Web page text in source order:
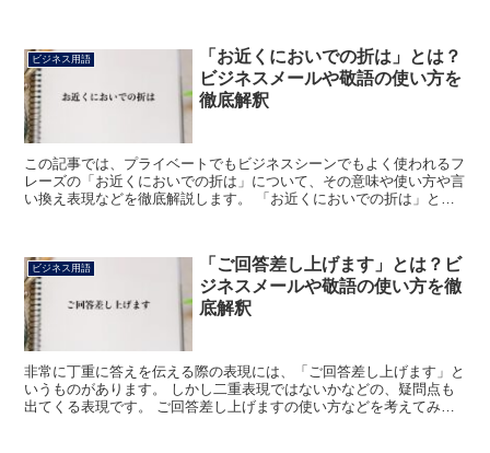
ビジネス用語
「お近くにおいでの折は」とは？
ビジネスメールや敬語の使い方を
徹底解釈
この記事では、プライベートでもビジネスシーンでもよく使われるフ
レーズの「お近くにおいでの折は」について、その意味や使い方や言
い換え表現などを徹底解説します。 「お近くにおいでの折は」とは?
ビジネス用語
「ご回答差し上げます」とは？ビ
ジネスメールや敬語の使い方を徹
底解釈
非常に丁重に答えを伝える際の表現には、「ご回答差し上げます」と
いうものがあります。 しかし二重表現ではないかなどの、疑問点も
出てくる表現です。 ご回答差し上げますの使い方などを考えてみま